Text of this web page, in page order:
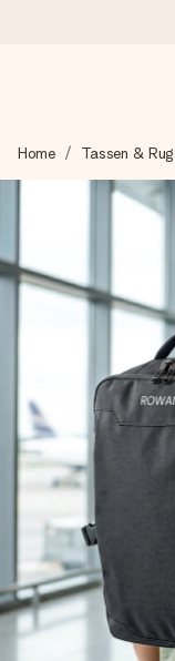
We maken jouw
razendsnel
het juiste
4,8
Onze cadeaus
ons met een 4,7
Gratis
Je maakt in een
jullie foto of een
met alle aandacht
Home Tassen &